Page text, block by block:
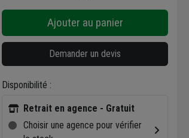
Ajouter au panier
Demander un devis
Disponibilité :
Retrait en agence - Gratuit
Choisir une agence pour vérifier